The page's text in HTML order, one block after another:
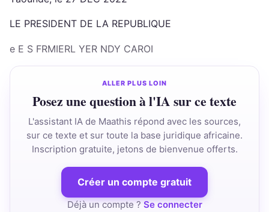
LE PRESIDENT DE LA REPUBLIQUE
e E S FRMIERL YER NDY CAROI
ALLER PLUS LOIN
Posez une question à l'IA sur ce texte
L'assistant IA de Maathis répond avec les sources,
sur ce texte et sur toute la base juridique africaine.
Inscription gratuite, jetons de bienvenue offerts.
Créer un compte gratuit
Déjà un compte ?Se connecter